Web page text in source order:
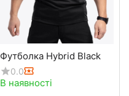
Футболка Hybrid Black
0.0
В наявності